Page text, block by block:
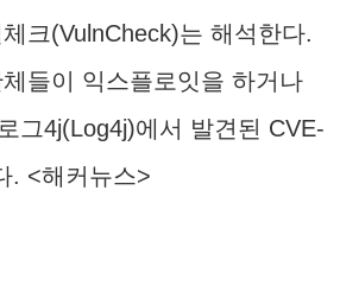
크(VulnCheck)는 해석한다.
들이 익스플로잇을 하거나
그4j(Log4j)에서 발견된 CVE-
. <해커뉴스>